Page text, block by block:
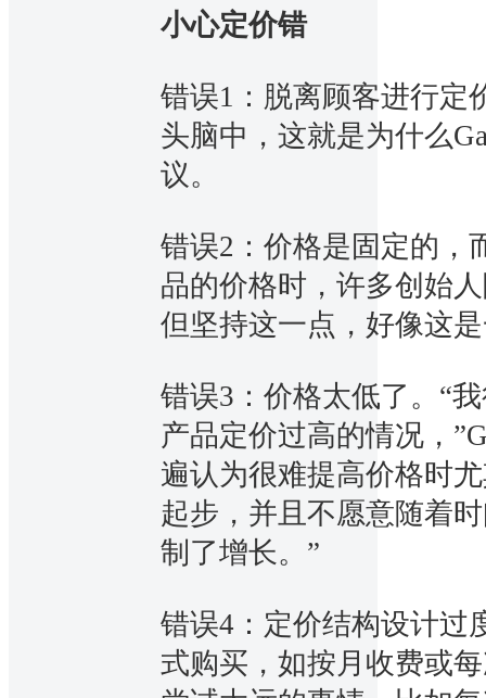
小心定价错
错误1：脱离顾客进行定
头脑中，这就是为什么
议。
错误2：价格是固定的，
品的价格时，许多创始
但坚持这一点，好像这
错误3：价格太低了。“
产品定价过高的情况，
遍认为很难提高价格时
起步，并且不愿意随着
制了增长。”
错误4：定价结构设计过
式购买，如按月收费或